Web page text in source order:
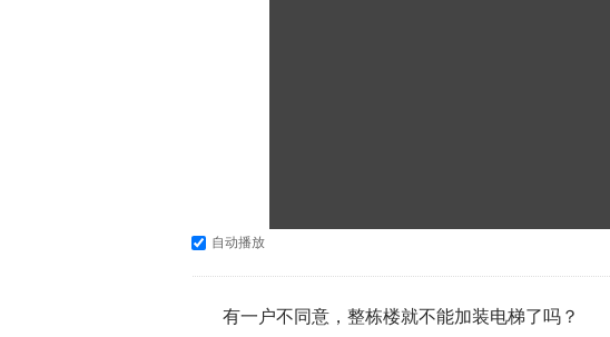
自动播放
有一户不同意，整栋楼就不能加装电梯了吗？